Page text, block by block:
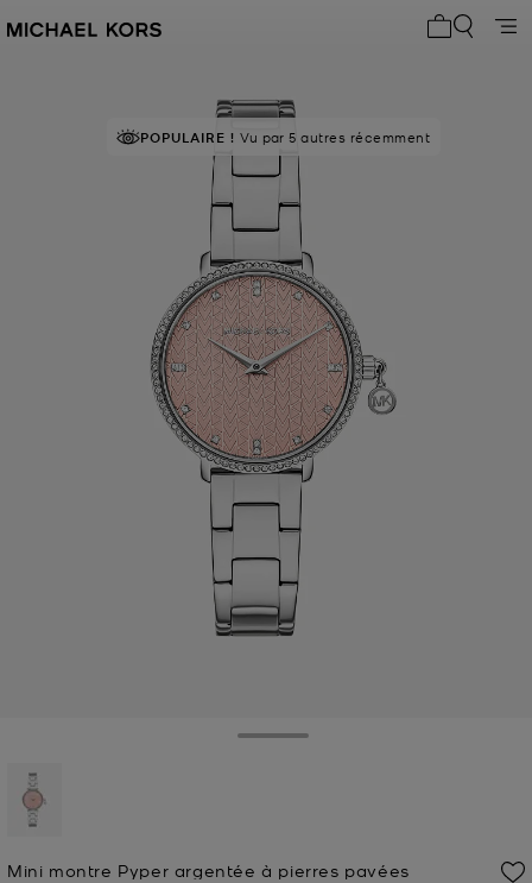
POPULAIRE ! Vu par 5 autres récemment
Mini montre Pyper argentée à pierres pavées